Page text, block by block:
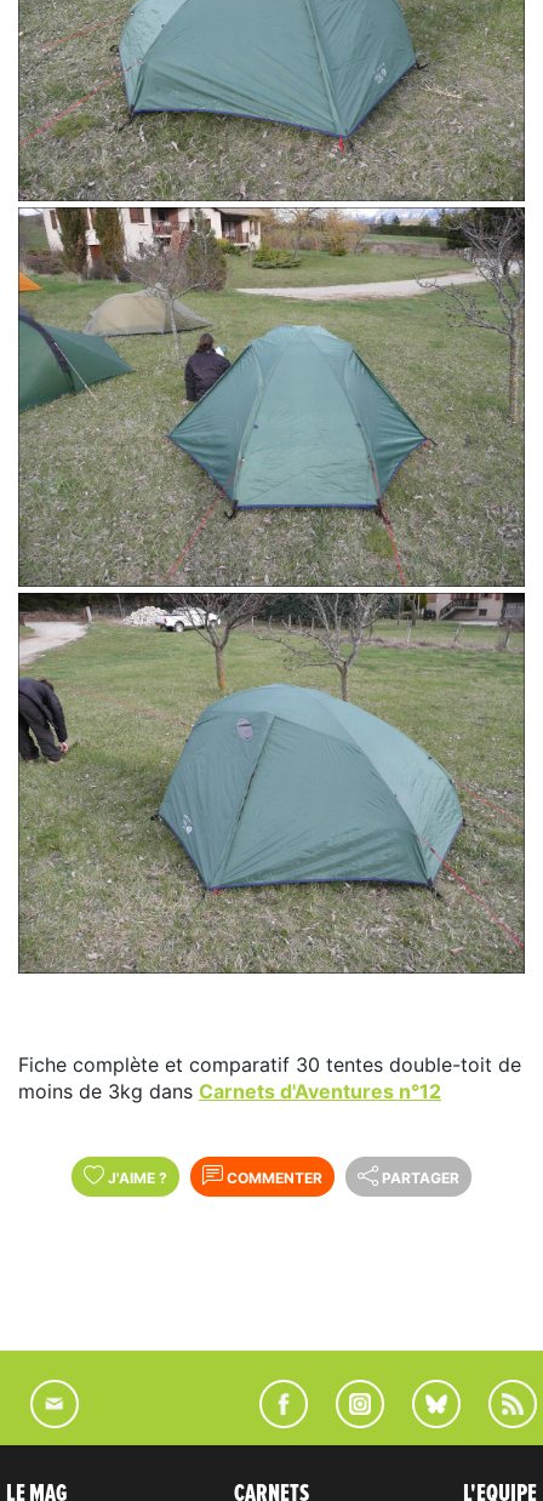
Fiche complète et comparatif 30 tentes double-toit de
moins de 3kg dans Carnets d'Aventures n°12
J'AIME ? COMMENTER PARTAGER
LE MAG CARNETS L'EQUIPE